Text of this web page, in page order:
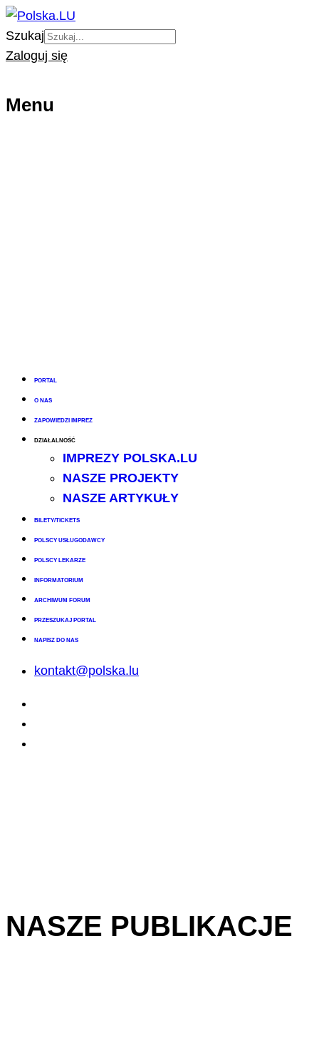
Szukaj
Zaloguj się
Menu
PORTAL
O NAS
ZAPOWIEDZI IMPREZ
DZIAŁALNOŚĆ
IMPREZY POLSKA.LU
NASZE PROJEKTY
NASZE ARTYKUŁY
BILETY/TICKETS
POLSCY USŁUGODAWCY
POLSCY LEKARZE
INFORMATORIUM
ARCHIWUM FORUM
PRZESZUKAJ PORTAL
NAPISZ DO NAS
kontakt@polska.lu
NASZE PUBLIKACJE